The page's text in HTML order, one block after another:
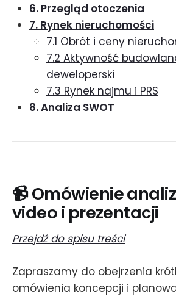
6. Przegląd otoczenia
7. Rynek nieruchomości
7.1 Obrót i ceny
7.2 Aktywność
deweloperski
7.3 Rynek najmu i PRS
8. Analiza SWOT
📹 Omówienie
video i prezentacji
Przejdź do spisu treści
Zapraszamy do obejrzenia
omówienia koncepcji i